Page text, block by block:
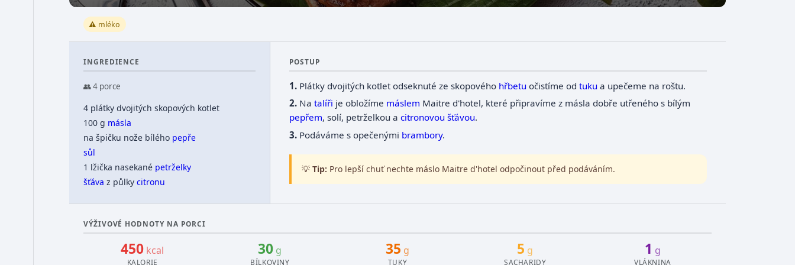
⚠️ mléko
INGREDIENCE
👥 4 porce
4 plátky dvojitých skopových kotlet
100 g másla
na špičku nože bílého pepře
sůl
1 lžička nasekané petrželky
šťáva z půlky citronu
POSTUP
Plátky dvojitých kotlet odseknuté ze skopového hřbetu očistíme od tuku a upečeme na roštu.
Na talíři je obložíme máslem Maitre d'hotel, které připravíme z másla dobře utřeného s bílým
pepřem, solí, petrželkou a citronovou šťávou.
Podáváme s opečenými brambory.
💡Tip: Pro lepší chuť nechte máslo Maitre d'hotel odpočinout před podáváním.
VÝŽIVOVÉ HODNOTY NA PORCI
450 kcal
KALORIE
30 g
BÍLKOVINY
35 g
TUKY
5 g
SACHARIDY
1 g
VLÁKNINA